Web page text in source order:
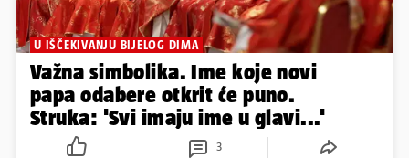
U IŠČEKIVANJU BIJELOG DIMA
Važna simbolika. Ime koje novi
papa odabere otkrit će puno.
Struka: 'Svi imaju ime u glavi...'
3